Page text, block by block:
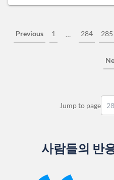
Previous 1 … 284 285
Jump to page
사람들의 반